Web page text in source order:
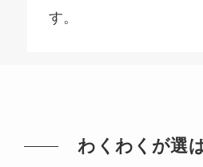
す。
わくわくが選